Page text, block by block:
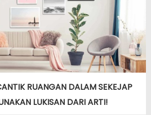
RUANGAN DALAM SEKEJAP
LUKISAN DARI ARTI!